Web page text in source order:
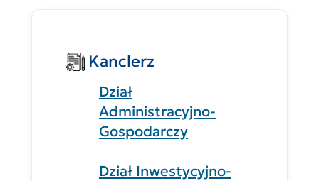
Kanclerz
Dział
Administracyjno-
Gospodarczy
Dział Inwestycyjno-